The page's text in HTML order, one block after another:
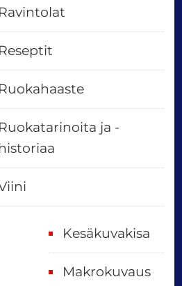
Ravintolat
Reseptit
Ruokahaaste
Ruokatarinoita ja -
historiaa
Kesäkuvakisa
Makrokuvaus